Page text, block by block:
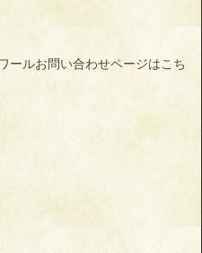
ールお問い合わせページはこち